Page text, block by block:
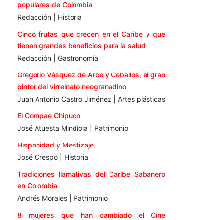
populares de Colombia
Redacción | Historia
Cinco frutas que crecen en el Caribe y que
tienen grandes beneficios para la salud
Redacción | Gastronomía
Gregorio Vásquez de Arce y Ceballos, el gran
pintor del virreinato neogranadino
Juan Antonio Castro Jiménez | Artes plásticas
El Compae Chipuco
José Atuesta Mindiola | Patrimonio
Hispanidad y Mestizaje
José Crespo | Historia
Tradiciones llamativas del Caribe Sabanero
en Colombia
Andrés Morales | Patrimonio
8 mujeres que han cambiado el Cine